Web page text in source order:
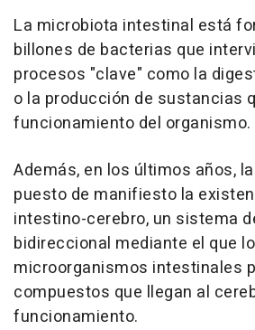
La microbiota intestinal está
billones de bacterias que
procesos "clave" como la
o la producción de sustancias
funcionamiento del organismo.
Además, en los últimos años,
puesto de manifiesto la
intestino-cerebro, un sistema
bidireccional mediante el que
microorganismos intestinales
compuestos que llegan al
funcionamiento.